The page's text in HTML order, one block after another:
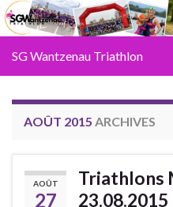
SG Wantzenau Triathlon
AOÛT 2015 ARCHIVES
AOÛT
27
Triathlons
23.08.2015